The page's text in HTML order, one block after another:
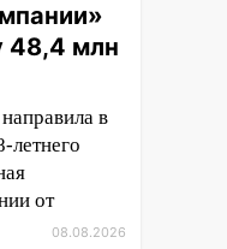
48,4 млн
в
летнего
от
08.08.2026